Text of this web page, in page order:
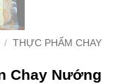
/ THỰC PHẨM CHAY
Chay Nướng